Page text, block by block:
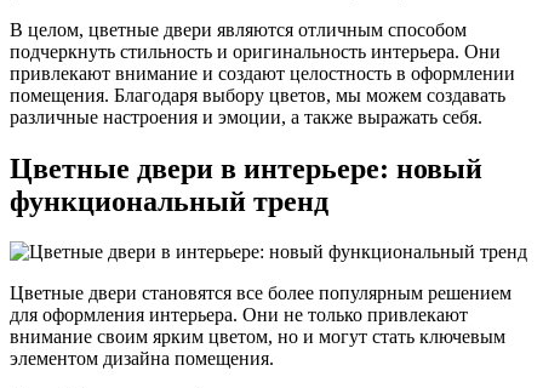
В целом, цветные двери являются отличным способом
подчеркнуть стильность и оригинальность интерьера. Они
привлекают внимание и создают целостность в оформлении
помещения. Благодаря выбору цветов, мы можем создавать
различные настроения и эмоции, а также выражать себя.
Цветные двери в интерьере: новый
функциональный тренд
Цветные двери становятся все более популярным решением
для оформления интерьера. Они не только привлекают
внимание своим ярким цветом, но и могут стать ключевым
элементом дизайна помещения.